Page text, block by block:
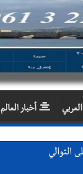
أخبار العالم
التوالي